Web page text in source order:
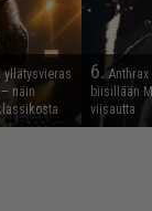
yllätysvieras
näin
6.
biisillään
viisautta